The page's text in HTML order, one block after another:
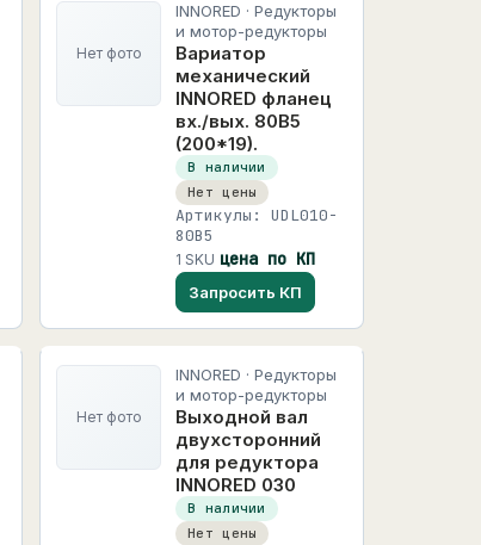
Нет фото
INNORED · Редукторы
и мотор-редукторы
Вариатор
механический
INNORED фланец
вх./вых. 80B5
(200*19).
В наличии
Нет цены
Артикулы: UDL010-
80B5
1 SKU цена по КП
Запросить КП
Нет фото
INNORED · Редукторы
и мотор-редукторы
Выходной вал
двухсторонний
для редуктора
INNORED 030
В наличии
Нет цены